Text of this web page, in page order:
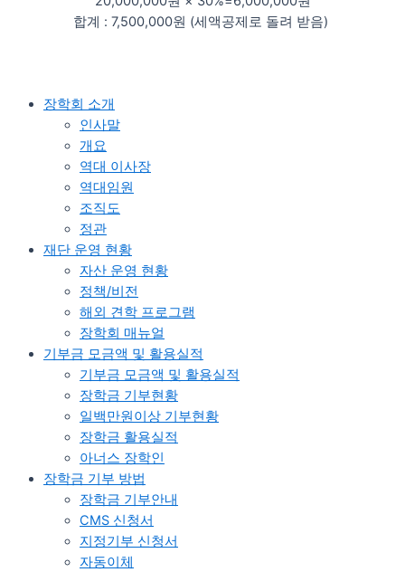
합계 : 7,500,000원 (세액공제로 돌려 받음)
장학회 소개
인사말
개요
역대 이사장
역대임원
조직도
정관​
재단 운영 현황
자산 운영 현황
정책/비전
해외 견학 프로그램
장학회 매뉴얼
기부금 모금액 및 활용실적
기부금 모금액 및 활용실적
장학금 기부현황
일백만원이상 기부현황
장학금 활용실적
아너스 장학인
장학금 기부 방법
장학금 기부안내​
CMS 신청서
지정기부 신청서
자동이체